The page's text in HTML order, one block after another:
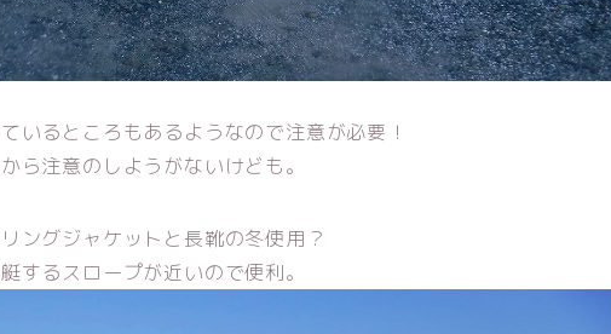
いるところもあるようなので注意が必要！
ら注意のしようがないけども。
ングジャケットと長靴の冬使用？
するスロープが近いので便利。